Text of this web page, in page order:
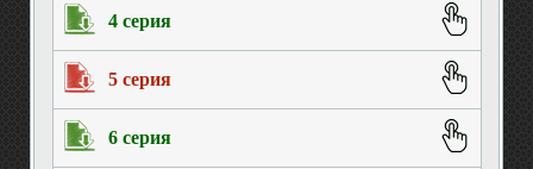
4 серия
5 серия
6 серия